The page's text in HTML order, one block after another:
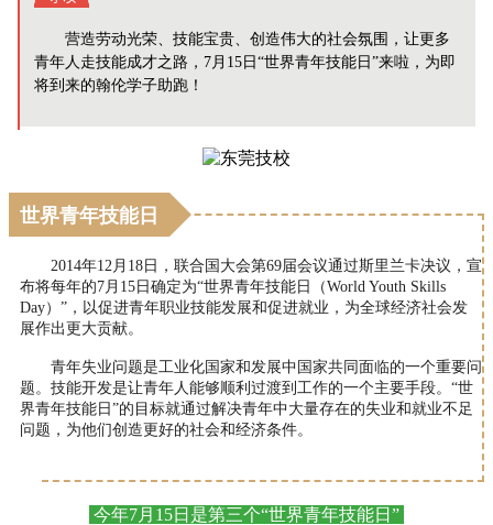
营造劳动光荣、技能宝贵、创造伟大的社会氛围，让更多
青年人走技能成才之路，7月15日“世界青年技能日”来啦，为即
将到来的翰伦学子助跑！
世界青年技能日
2014年12月18日，联合国大会第69届会议通过斯里兰卡决议，宣
布将每年的7月15日确定为“世界青年技能日（World Youth Skills
Day）”，以促进青年职业技能发展和促进就业，为全球经济社会发
展作出更大贡献。
青年失业问题是工业化国家和发展中国家共同面临的一个重要问
题。技能开发是让青年人能够顺利过渡到工作的一个主要手段。“世
界青年技能日”的目标就通过解决青年中大量存在的失业和就业不足
问题，为他们创造更好的社会和经济条件。
今年7月15日是第三个“世界青年技能日 ”